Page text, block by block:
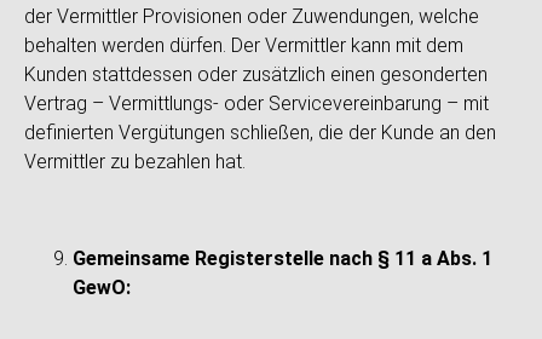
der Vermittler Provisionen oder Zuwendungen, welche
behalten werden dürfen. Der Vermittler kann mit dem
Kunden stattdessen oder zusätzlich einen gesonderten
Vertrag – Vermittlungs- oder Servicevereinbarung – mit
definierten Vergütungen schließen, die der Kunde an den
Vermittler zu bezahlen hat.
Gemeinsame Registerstelle nach § 11 a Abs. 1
GewO: